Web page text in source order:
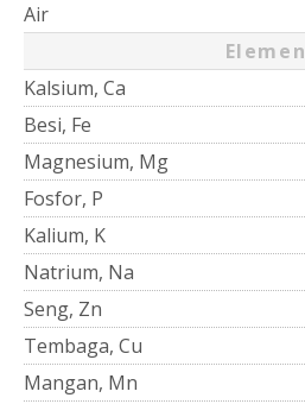
Air
Elemen
Kalsium, Ca
Besi, Fe
Magnesium, Mg
Fosfor, P
Kalium, K
Natrium, Na
Seng, Zn
Tembaga, Cu
Mangan, Mn